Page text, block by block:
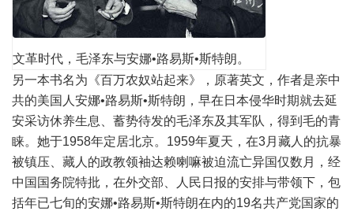
文革时代，毛泽东与安娜•路易斯•斯特朗。
另一本书名为《百万农奴站起来》，原著英文，作者是亲中
共的美国人安娜•路易斯•斯特朗，早在日本侵华时期就去延
安采访休养生息、蓄势待发的毛泽东及其军队，得到毛的青
睐。她于1958年定居北京。1959年夏天，在3月藏人的抗暴
被镇压、藏人的政教领袖达赖喇嘛被迫流亡异国仅数月，经
中国国务院特批，在外交部、人民日报的安排与带领下，包
括年已七旬的安娜•路易斯•斯特朗在内的19名共产党国家的